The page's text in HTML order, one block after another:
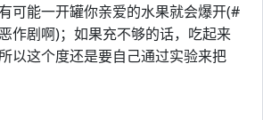
可能一开罐你亲爱的水果就会爆开(#
作剧啊)；如果充不够的话，吃起来
以这个度还是要自己通过实验来把